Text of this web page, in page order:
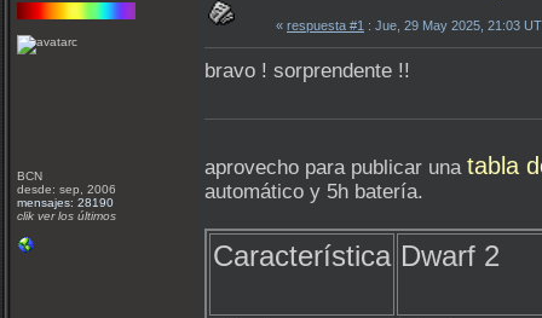
BCN
desde: sep, 2006
mensajes: 28190
clik ver los últimos
« respuesta #1 : Jue, 29 May 2025, 21:03
bravo ! sorprendente !!
aprovecho para publicar una tabla
automático y 5h batería.
Característica Dwarf 2